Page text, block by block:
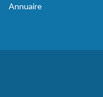
Annuaire